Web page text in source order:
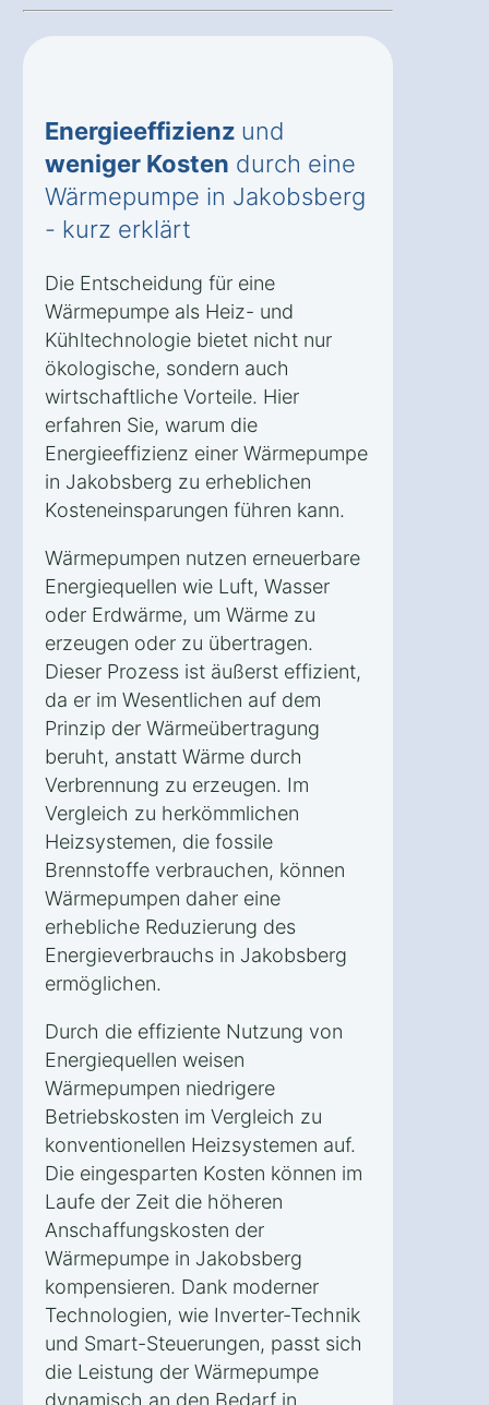
Energieeffizienz und
weniger Kosten durch eine
Wärmepumpe in Jakobsberg
- kurz erklärt
Die Entscheidung für eine
Wärmepumpe als Heiz- und
Kühltechnologie bietet nicht nur
ökologische, sondern auch
wirtschaftliche Vorteile. Hier
erfahren Sie, warum die
Energieeffizienz einer Wärmepumpe
in Jakobsberg zu erheblichen
Kosteneinsparungen führen kann.
Wärmepumpen nutzen erneuerbare
Energiequellen wie Luft, Wasser
oder Erdwärme, um Wärme zu
erzeugen oder zu übertragen.
Dieser Prozess ist äußerst effizient,
da er im Wesentlichen auf dem
Prinzip der Wärmeübertragung
beruht, anstatt Wärme durch
Verbrennung zu erzeugen. Im
Vergleich zu herkömmlichen
Heizsystemen, die fossile
Brennstoffe verbrauchen, können
Wärmepumpen daher eine
erhebliche Reduzierung des
Energieverbrauchs in Jakobsberg
ermöglichen.
Durch die effiziente Nutzung von
Energiequellen weisen
Wärmepumpen niedrigere
Betriebskosten im Vergleich zu
konventionellen Heizsystemen auf.
Die eingesparten Kosten können im
Laufe der Zeit die höheren
Anschaffungskosten der
Wärmepumpe in Jakobsberg
kompensieren. Dank moderner
Technologien, wie Inverter-Technik
und Smart-Steuerungen, passt sich
die Leistung der Wärmepumpe
dynamisch an den Bedarf in